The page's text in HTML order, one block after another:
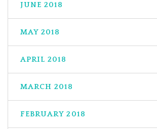
JUNE 2018
MAY 2018
APRIL 2018
MARCH 2018
FEBRUARY 2018